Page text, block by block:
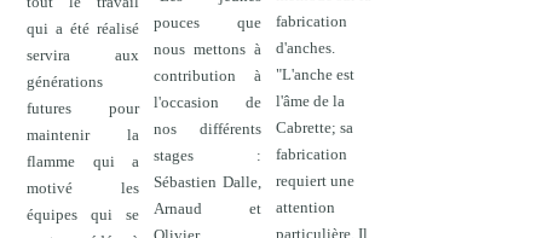
qui a été réalisé
servira aux
générations
futures pour
maintenir la
flamme qui a
motivé les
équipes qui se
pouces que
nous mettons à
contribution à
l'occasion de
nos différents
stages :
Sébastien Dalle,
Arnaud et
fabrication
d'anches.
"L'anche est
l'âme de la
Cabrette; sa
fabrication
requiert une
attention
particulière. Il